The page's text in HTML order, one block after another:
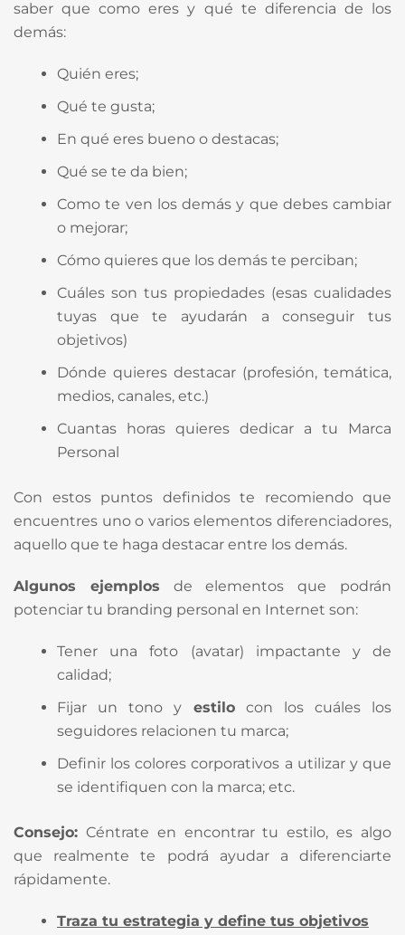
saber que como eres y qué te diferencia de los
demás:
Quién eres;
Qué te gusta;
En qué eres bueno o destacas;
Qué se te da bien;
Como te ven los demás y que debes cambiar
o mejorar;
Cómo quieres que los demás te perciban;
Cuáles son tus propiedades (esas cualidades
tuyas que te ayudarán a conseguir tus
objetivos)
Dónde quieres destacar (profesión, temática,
medios, canales, etc.)
Cuantas horas quieres dedicar a tu Marca
Personal
Con estos puntos definidos te recomiendo que
encuentres uno o varios elementos diferenciadores,
aquello que te haga destacar entre los demás.
Algunos ejemplos de elementos que podrán
potenciar tu branding personal en Internet son:
Tener una foto (avatar) impactante y de
calidad;
Fijar un tono y estilocon los cuáles los
seguidores relacionen tu marca;
Definir los colores corporativos a utilizar y que
se identifiquen con la marca; etc.
Consejo: Céntrate en encontrar tu estilo, es algo
que realmente te podrá ayudar a diferenciarte
rápidamente.
Traza tu estrategia y define tus objetivos